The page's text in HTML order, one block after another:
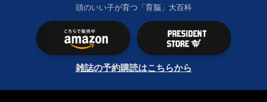
頭のいい子が育つ「育脳」大百科
雑誌の予約購読はこちらから